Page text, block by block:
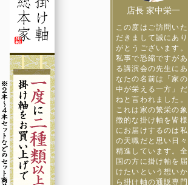
店長 家中栄一
この度はご訪問いた
だきまして誠にあり
がとうございます。
私事で恐縮ですがあ
る講演会の先生にあ
なたの名前は「家の
中が栄える一方」だ
ねと言われました。
これは家の繁栄の象
徴的な掛け軸を皆様
にお届けするのは私
の天職だと思い日々
精進しています。全
国の方に掛け軸を届
けたいという想いか
ら掛け軸の通販専門